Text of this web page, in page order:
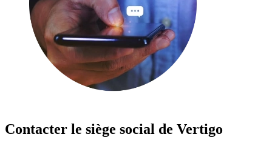
Contacter le siège social de Vertigo